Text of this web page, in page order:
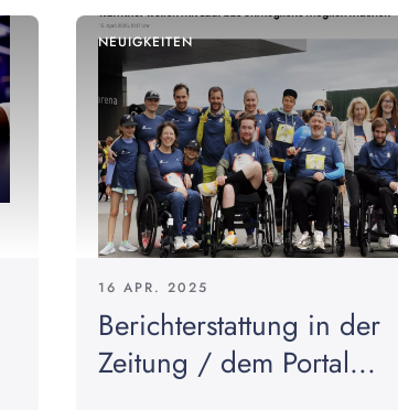
NEUIGKEITEN
16 APR. 2025
Berichterstattung in der
Zeitung / dem Portal...